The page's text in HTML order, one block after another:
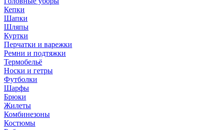
Кепки
Шапки
Шляпы
Куртки
Перчатки и варежки
Ремни и подтяжки
Термобельё
Носки и гетры
Футболки
Шарфы
Брюки
Жилеты
Комбинезоны
Костюмы